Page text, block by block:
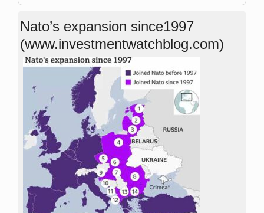
Nato’s expansion since1997
(www.investmentwatchblog.com)